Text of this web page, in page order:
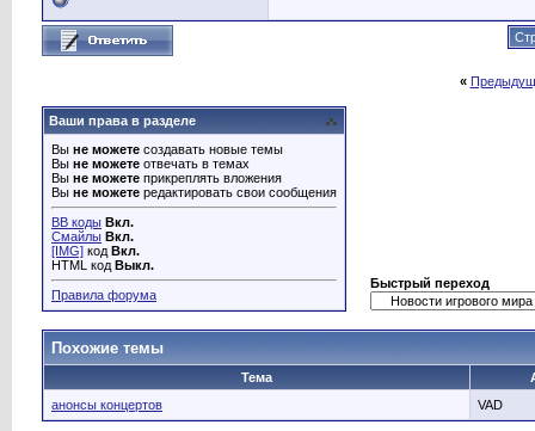
«
Ваши права в разделе
Вы не можете создавать новые темы
Вы не можете отвечать в темах
Вы не можете прикреплять вложения
Вы не можете редактировать свои сообщения
BB коды Вкл.
Смайлы Вкл.
[IMG] код Вкл.
HTML код Выкл.
Правила форума
Быстрый переход
Похожие темы
Тема
анонсы концертов
VAD